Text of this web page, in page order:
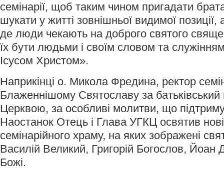
семінарії, щоб таким чином пригадати
шукати у житті зовнішньої видимої
де люди чекають на доброго святого
їх бути людьми і своїм словом та служінням
Ісусом Христом».
Наприкінці о. Микола Фредина, ректор
Блаженнішому Святославу за батьківський
Церквою, за особливі молитви, що
Наостанок Отець і Глава УГКЦ освятив
семінарійного храму, на яких зображені
Василій Великий, Григорій Богослов, Йоан
Божі.